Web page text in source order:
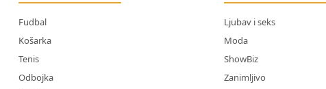
Fudbal
Košarka
Tenis
Odbojka
Ljubav i seks
Moda
ShowBiz
Zanimljivo